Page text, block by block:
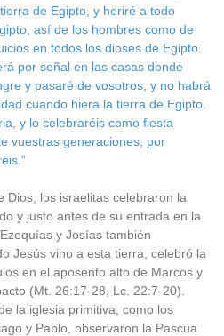
de Egipto, y heriré a todo
así de los hombres como de
en todos los dioses de Egipto.
por señal en las casas donde
y pasaré de vosotros, y no habrá
cuando hiera la tierra de Egipto.
y lo celebraréis como fiesta
vuestras generaciones; por
Dios, los israelitas celebraron la
y justo antes de su entrada en la
y Josías también
Jesús vino a esta tierra, celebró la
en el aposento alto de Marcos y
(Mt. 26:17-28, Lc. 22:7-20).
la iglesia primitiva, como los
y Pablo, observaron la Pascua